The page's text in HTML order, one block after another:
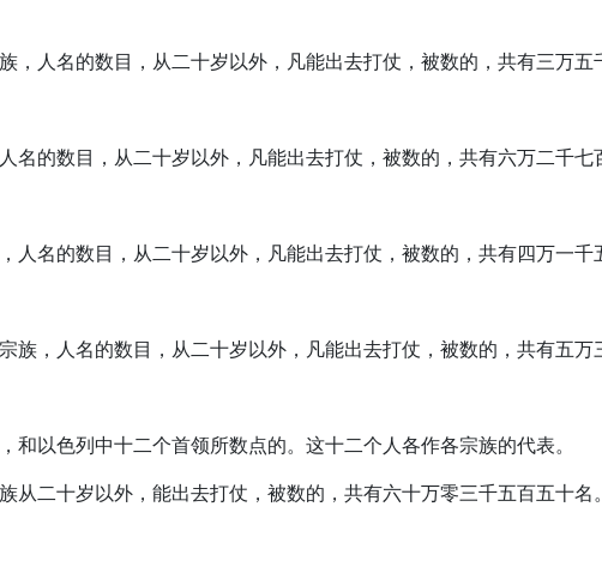
，人名的数目，从二十岁以外，凡能出去打仗，被数的，共有三万五
名的数目，从二十岁以外，凡能出去打仗，被数的，共有六万二千七
人名的数目，从二十岁以外，凡能出去打仗，被数的，共有四万一千
族，人名的数目，从二十岁以外，凡能出去打仗，被数的，共有五万
和以色列中十二个首领所数点的。这十二个人各作各宗族的代表。
从二十岁以外，能出去打仗，被数的，共有六十万零三千五百五十名